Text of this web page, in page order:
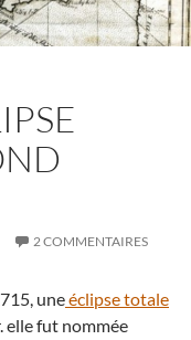
2 COMMENTAIRES
uneéclipse totale
elle fut nommée